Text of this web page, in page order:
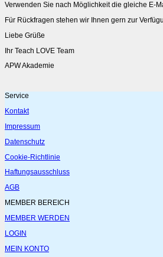
Verwenden Sie nach Möglichkeit die gleiche E-
Für Rückfragen stehen wir Ihnen gern zur
Liebe Grüße
Ihr Teach LOVE Team
APW Akademie
Service
Kontakt
Impressum
Datenschutz
Cookie-Richtlinie
Haftungsausschluss
AGB
MEMBER BEREICH
MEMBER WERDEN
LOGIN
MEIN KONTO